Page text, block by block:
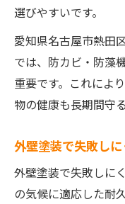
選びやすいです。
愛知県名古屋市熱田
では、防カビ・防藻
重要です。これによ
物の健康も長期間守
外壁塗装で失敗し
外壁塗装で失敗しに
の気候に適応した耐